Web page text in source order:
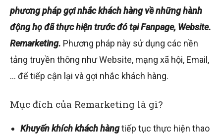
phương pháp gợi nhắc khách hàng về những hành
động họ đã thực hiện trước đó tại Fanpage, Website.
Remarketing. Phương pháp này sử dụng các nền
tảng truyền thông như Website, mạng xã hội, Email,
… để tiếp cận lại và gợi nhắc khách hàng.
Mục đích của Remarketing là gì?
Khuyến khích khách hàngtiếp tục thực hiện thao